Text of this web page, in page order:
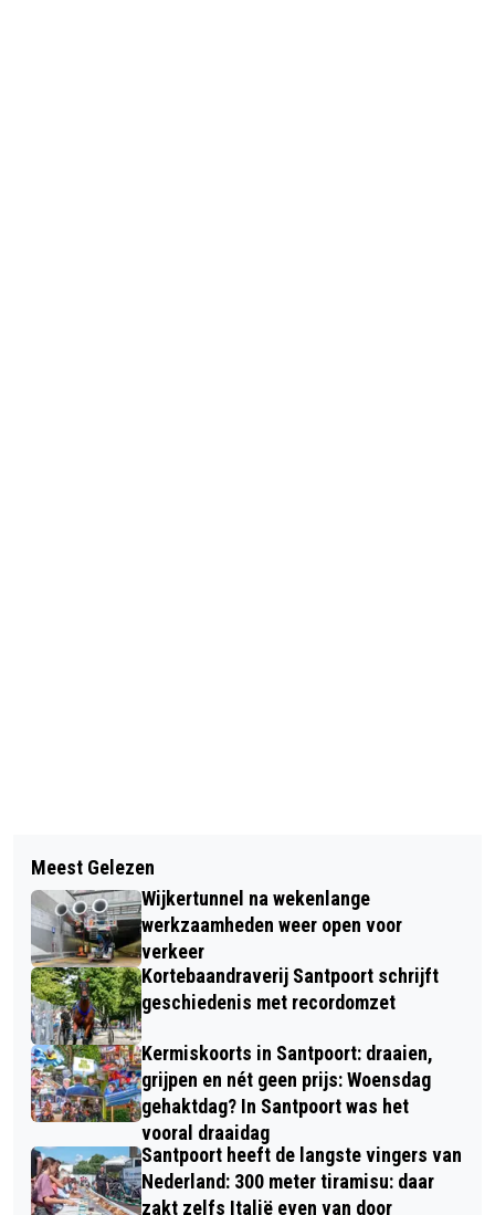
MEER ELEKTRICITEIT NODIG? MEER
TRANSFORMATORHUISJES!
ZIJN ER DIT JAAR ÉCHT MEER
WESPEN? DE NATIONALE
WESPENTELLING MOET HET
UITWIJZEN
Meest Gelezen
Wijkertunnel na wekenlange
werkzaamheden weer open voor
verkeer
Kortebaandraverij Santpoort schrijft
geschiedenis met recordomzet
Kermiskoorts in Santpoort: draaien,
grijpen en nét geen prijs: Woensdag
gehaktdag? In Santpoort was het
vooral draaidag
Santpoort heeft de langste vingers van
Nederland: 300 meter tiramisu: daar
zakt zelfs Italië even van door